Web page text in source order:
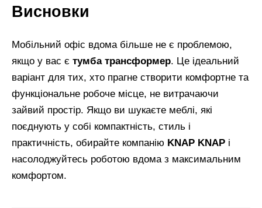
Висновки
Мобільний офіс вдома більше не є проблемою,
якщо у вас є тумба трансформер. Це ідеальний
варіант для тих, хто прагне створити комфортне та
функціональне робоче місце, не витрачаючи
зайвий простір. Якщо ви шукаєте меблі, які
поєднують у собі компактність, стиль і
практичність, обирайте компанію KNAP KNAP і
насолоджуйтесь роботою вдома з максимальним
комфортом.